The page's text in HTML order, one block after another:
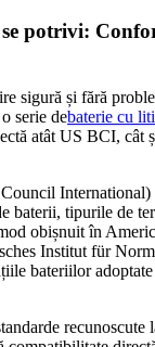
potrivi:
sigură și fără
serie debaterie cu
atât US BCI, cât
International)
baterii, tipurile de
obișnuit în
Institut für
bateriilor adoptate